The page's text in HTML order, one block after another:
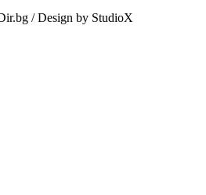
/ Design by StudioX